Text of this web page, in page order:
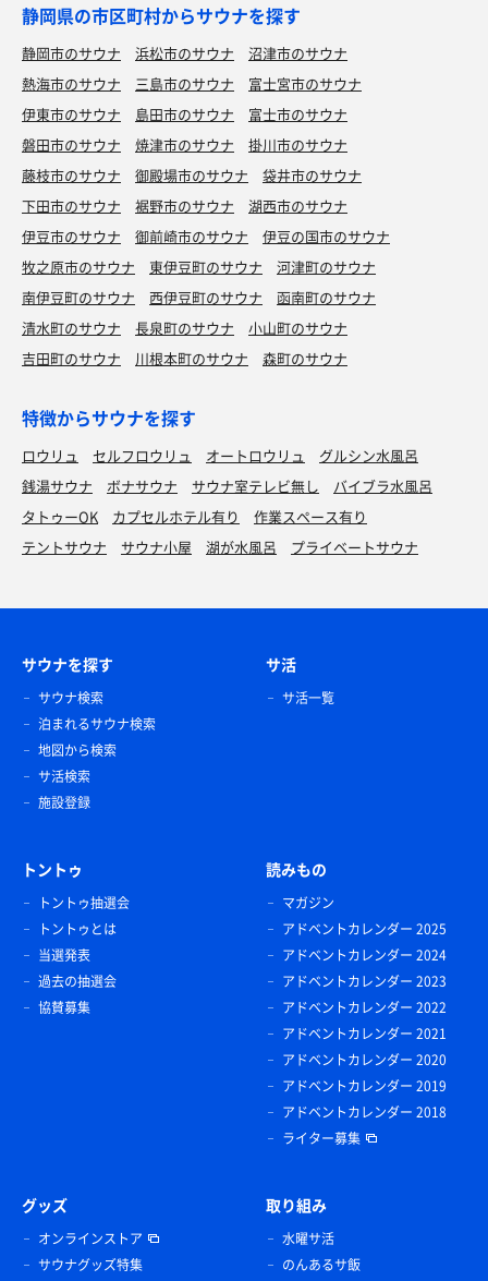
静岡県の市区町村からサウナを探す
静岡市のサウナ 浜松市のサウナ
沼津市のサウナ
熱海市のサウナ
三島市のサウナ
富士宮市のサウナ
伊東市のサウナ
島田市のサウナ
富士市のサウナ
磐田市のサウナ
焼津市のサウナ
掛川市のサウナ
藤枝市のサウナ
御殿場市のサウナ
袋井市のサウナ
下田市のサウナ
裾野市のサウナ
湖西市のサウナ
伊豆市のサウナ
御前崎市のサウナ
伊豆の国市のサウナ
牧之原市のサウナ
東伊豆町のサウナ
河津町のサウナ
南伊豆町のサウナ
西伊豆町のサウナ
函南町のサウナ
清水町のサウナ
長泉町のサウナ
小山町のサウナ
吉田町のサウナ
川根本町のサウナ 森町のサウナ
特徴からサウナを探す
ロウリュ セルフロウリュ オートロウリュ
グルシン水風呂
銭湯サウナ
ボナサウナ サウナ室テレビ無し
バイブラ水風呂
タトゥーOK
カプセルホテル有り
作業スペース有り
テントサウナ
サウナ小屋 湖が水風呂 プライベートサウナ
サウナを探す
サウナ検索
泊まれるサウナ検索
地図から検索
サ活検索
施設登録
サ活
サ活一覧
トントゥ
トントゥ抽選会
トントゥとは
当選発表
過去の抽選会
協賛募集
読みもの
マガジン
アドベントカレンダー 2025
アドベントカレンダー 2024
アドベントカレンダー 2023
アドベントカレンダー 2022
アドベントカレンダー 2021
アドベントカレンダー 2020
アドベントカレンダー 2019
アドベントカレンダー 2018
ライター募集
グッズ
オンラインストア
サウナグッズ特集
取り組み
水曜サ活
のんあるサ飯